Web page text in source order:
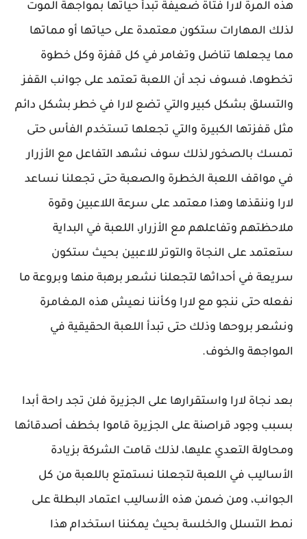
هذه المرة لارا فتاة ضعيفة تبدأ حياتها بمواجهة الموت
لذلك المهارات ستكون معتمدة على حياتها أو مماتها
مما يجعلها تناضل وتغامر في كل قفزة وكل خطوة
تخطوها، فسوف نجد أن اللعبة تعتمد على جوانب القفز
والتسلق بشكل كبير والتي تضع لارا في خطر بشكل دائم
مثل قفزتها الكبيرة والتي تجعلها تستخدم الفأس حتى
تمسك بالصخور لذلك سوف نشهد التفاعل مع الأزرار
في مواقف اللعبة الخطرة والصعبة حتى تجعلنا نساعد
لارا وننقذها وهذا معتمد على سرعة اللاعبين وقوة
ملاحظتهم وتفاعلهم مع الأزرار، اللعبة في البداية
ستعتمد على النجاة والتوتر للاعبين بحيث ستكون
سريعة في أحداثها لتجعلنا نشعر برهبة منها وبروعة ما
نفعله حتى ننجو مع لارا وكأننا نعيش هذه المغامرة
ونشعر بروحها وذلك حتى تبدأ اللعبة الحقيقية في
المواجهة والخوف.
بعد نجاة لارا واستقرارها على الجزيرة فلن تجد راحة أبدا
بسبب وجود قراصنة على الجزيرة قاموا بخطف أصدقائها
ومحاولة التعدي عليها، لذلك قامت الشركة بزيادة
الأساليب في اللعبة لتجعلنا نستمتع باللعبة من كل
الجوانب، ومن ضمن هذه الأساليب اعتماد البطلة على
نمط التسلل والخلسة بحيث يمكننا استخدام هذا